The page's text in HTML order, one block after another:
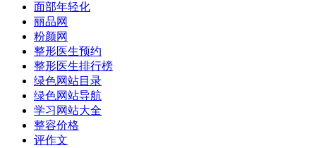
面部年轻化
丽品网
粉颜网
整形医生预约
整形医生排行榜
绿色网站目录
绿色网站导航
学习网站大全
整容价格
评作文